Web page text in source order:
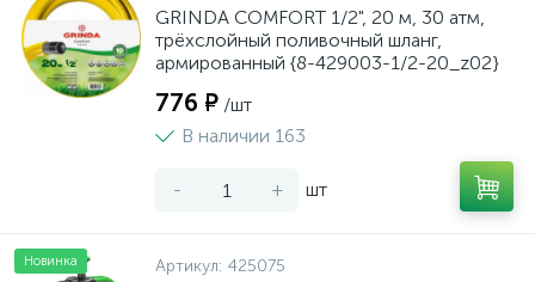
GRINDA COMFORT 1/2", 20 м, 30 атм,
трёхслойный поливочный шланг,
армированный {8-429003-1/2-20_z02}
776 ₽ /шт
В наличии 163
- + шт
Новинка Артикул: 425075